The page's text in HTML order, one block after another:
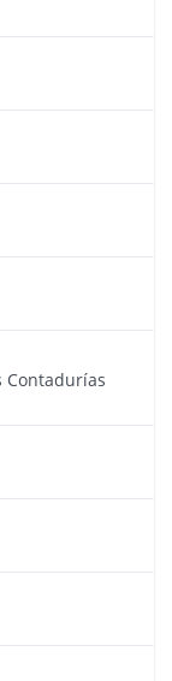
Contadurías